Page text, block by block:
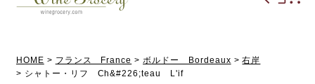
HOME フランス France ボルドー Bordeaux
右岸
シャトー・リフ Ch&#226;teau L'if